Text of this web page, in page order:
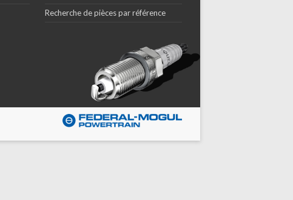
Recherche de pièces par référence